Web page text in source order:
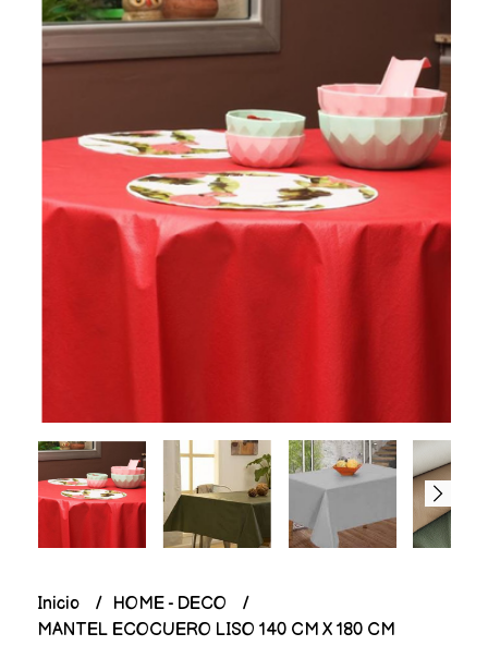
Inicio
HOME - DECO
MANTEL ECOCUERO LISO 140 CM X 180 CM